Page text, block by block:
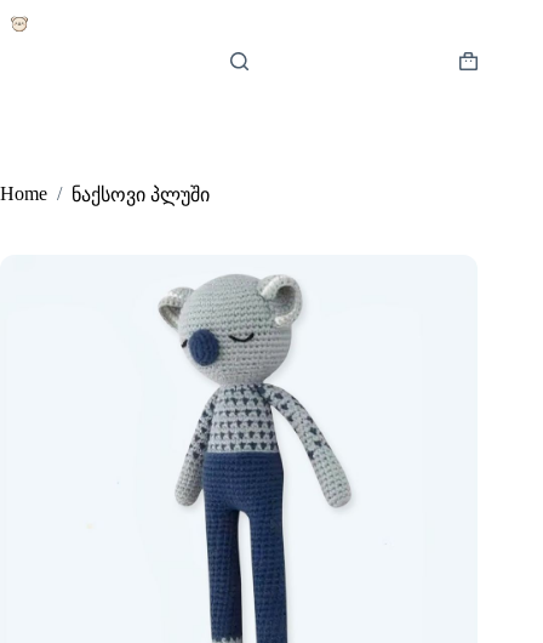
to
Shopping
Home / ნაქსოვი პლუში